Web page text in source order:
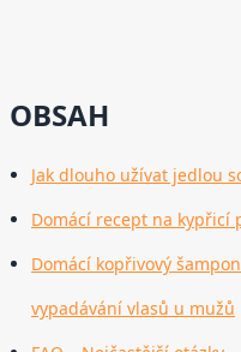
OBSAH
Jak dlouho užívat jedlou
Domácí recept na kypřicí
Domácí kopřivový
vypadávání vlasů u mužů